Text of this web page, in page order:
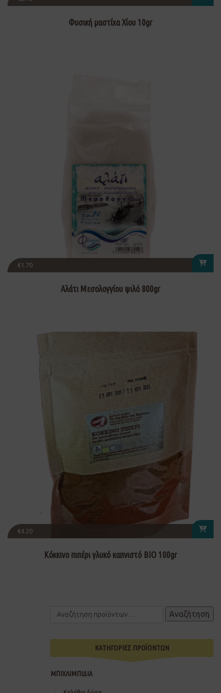
Φυσική μαστίχα Χίου 10gr
€1.70
Αλάτι Μεσολογγίου ψιλό 800gr
€4.20
Κόκκινο πιπέρι γλυκό καπνιστό ΒΙΟ 100gr
Αναζήτηση
ΚΑΤΗΓΟΡΙΕΣ ΠΡΟΪΟΝΤΩΝ
ΜΠΙΧΛΙΜΠΙΔΙΑ